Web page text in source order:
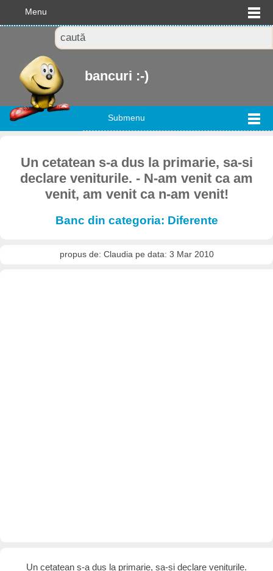
Menu
bancuri :-)
Submenu
Un cetatean s-a dus la primarie, sa-si
declare veniturile. - N-am venit ca am
venit, am venit ca n-am venit!
Banc din categoria: Diferente
propus de: Claudia pe data: 3 Mar 2010
Un cetatean s-a dus la primarie, sa-si declare veniturile.